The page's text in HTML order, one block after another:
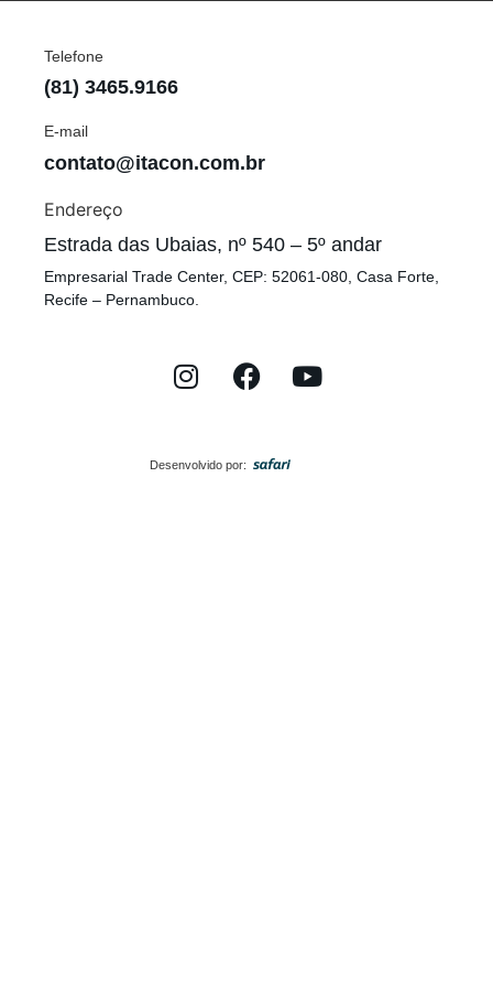
Telefone
(81) 3465.9166
E-mail
contato@itacon.com.br
Endereço
Estrada das Ubaias, nº 540 – 5º andar
Empresarial Trade Center, CEP: 52061-080, Casa Forte,
Recife – Pernambuco.
Desenvolvido por: